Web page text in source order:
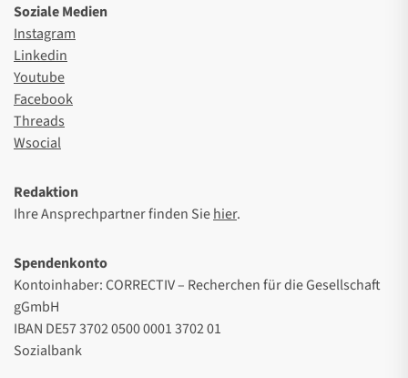
Soziale Medien
Instagram
Linkedin
Youtube
Facebook
Threads
Wsocial
Redaktion
Ihre Ansprechpartner finden Siehier.
Spendenkonto
Kontoinhaber: CORRECTIV – Recherchen für die Gesellschaft
gGmbH
IBAN DE57 3702 0500 0001 3702 01
Sozialbank